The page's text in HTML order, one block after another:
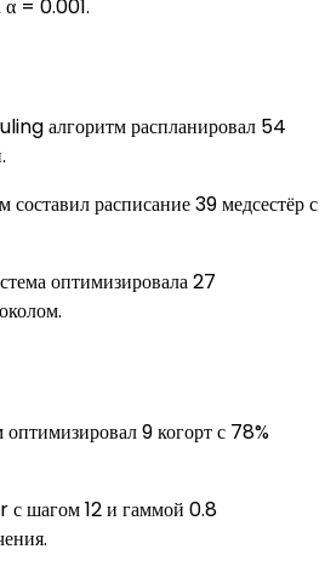
α = 0.001.
алгоритм распланировал 54
расписание 39 медсестёр с
оптимизировала 27
9 когорт с 78%
шагом 12 и гаммой 0.8